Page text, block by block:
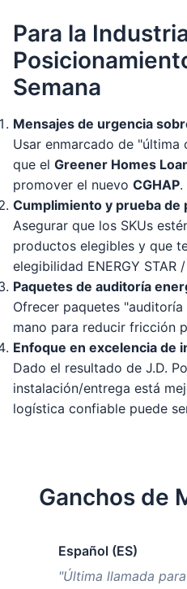
Para la
Semana
Mensajes de urgencia
Usar enmarcado de
que el Greener Homes
promover el nuevo CGHAP.
Cumplimiento y prueba de
Asegurar que los SKUs
productos elegibles y que
elegibilidad ENERGY STAR
Paquetes de auditoría
Ofrecer paquetes
mano para reducir fricción
Enfoque en excelencia de
Dado el resultado de J.D.
instalación/entrega está
logística confiable puede
Ganchos de
Español (ES)
"Última llamada